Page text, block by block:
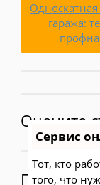
гаража:
Оцените
Сервис
Тот, кто
того, что